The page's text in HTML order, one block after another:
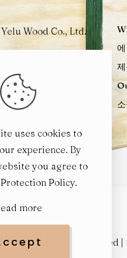
Wood Co., Ltd.
China
| All Rights Reserved |
uses cookies to
experience. By
you agree to
Policy.
more